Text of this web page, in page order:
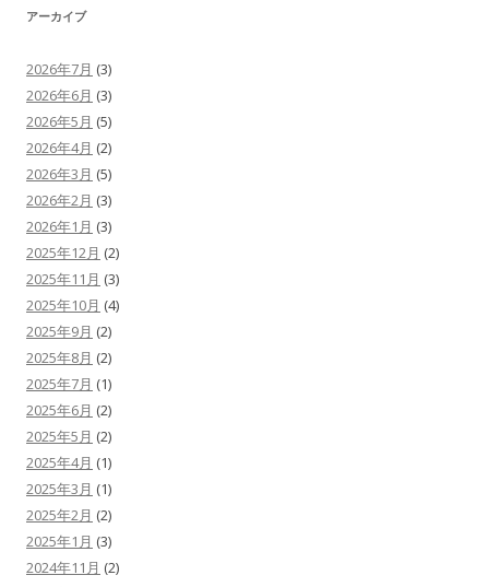
アーカイブ
2026年7月 (3)
2026年6月 (3)
2026年5月 (5)
2026年4月 (2)
2026年3月 (5)
2026年2月 (3)
2026年1月 (3)
2025年12月 (2)
2025年11月 (3)
2025年10月 (4)
2025年9月 (2)
2025年8月 (2)
2025年7月 (1)
2025年6月 (2)
2025年5月 (2)
2025年4月 (1)
2025年3月 (1)
2025年2月 (2)
2025年1月 (3)
2024年11月 (2)